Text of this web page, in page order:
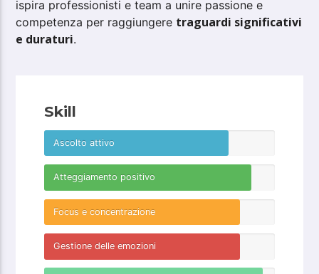
ispira professionisti e team a unire passione e
competenza per raggiungere traguardi significativi
e duraturi.
Skill
Ascolto attivo
Atteggiamento positivo
Focus e concentrazione
Gestione delle emozioni